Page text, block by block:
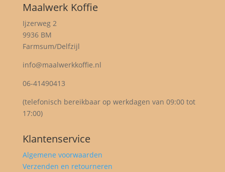
Maalwerk Koffie
Ijzerweg 2
9936 BM
Farmsum/Delfzijl
info@maalwerkkoffie.nl
06-41490413
(telefonisch bereikbaar op werkdagen van 09:00 tot
17:00)
Klantenservice
Algemene voorwaarden
Verzenden en retourneren